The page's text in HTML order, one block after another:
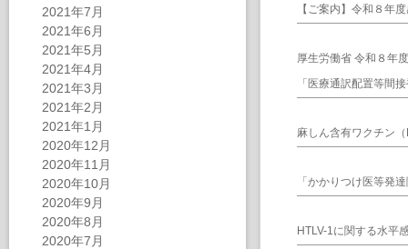
2021年7月
2021年6月
2021年5月
2021年4月
2021年3月
2021年2月
2021年1月
2020年12月
2020年11月
2020年10月
2020年9月
2020年8月
2020年7月
【ご案内】令和８年
厚生労働省 令和８年
「医療通訳配置等間
麻しん含有ワクチン
「かかりつけ医等発
HTLV-1に関する水平